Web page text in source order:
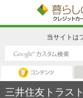
当サイトは
コンテンツ
三井住友トラス